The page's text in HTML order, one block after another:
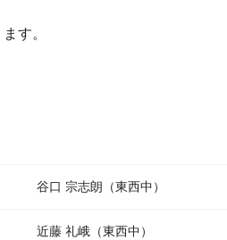
す。
谷口 宗志朗（東西中）
近藤 礼峨（東西中）